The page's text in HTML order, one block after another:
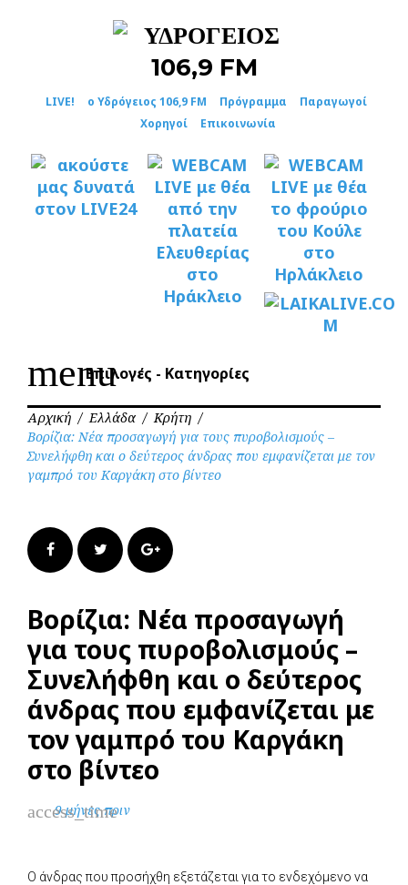
LIVE! ο Υδρόγειος 106,9 FM Πρόγραμμα
Παραγωγοί
Χορηγοί
Επικοινωνία
menuΕπιλογές - Κατηγορίες
Αρχική / Ελλάδα / Κρήτη /
Βορίζια: Νέα προσαγωγή για τους πυροβολισμούς –
Συνελήφθη και ο δεύτερος άνδρας που εμφανίζεται με τον
γαμπρό του Καργάκη στο βίντεο
FacebookTwitter Google+
Βορίζια: Νέα προσαγωγή
για τους πυροβολισμούς –
Συνελήφθη και ο δεύτερος
άνδρας που εμφανίζεται με
τον γαμπρό του Καργάκη
στο βίντεο
access_time
9 μήνες πριν
Ο άνδρας που προσήχθη εξετάζεται για το ενδεχόμενο να